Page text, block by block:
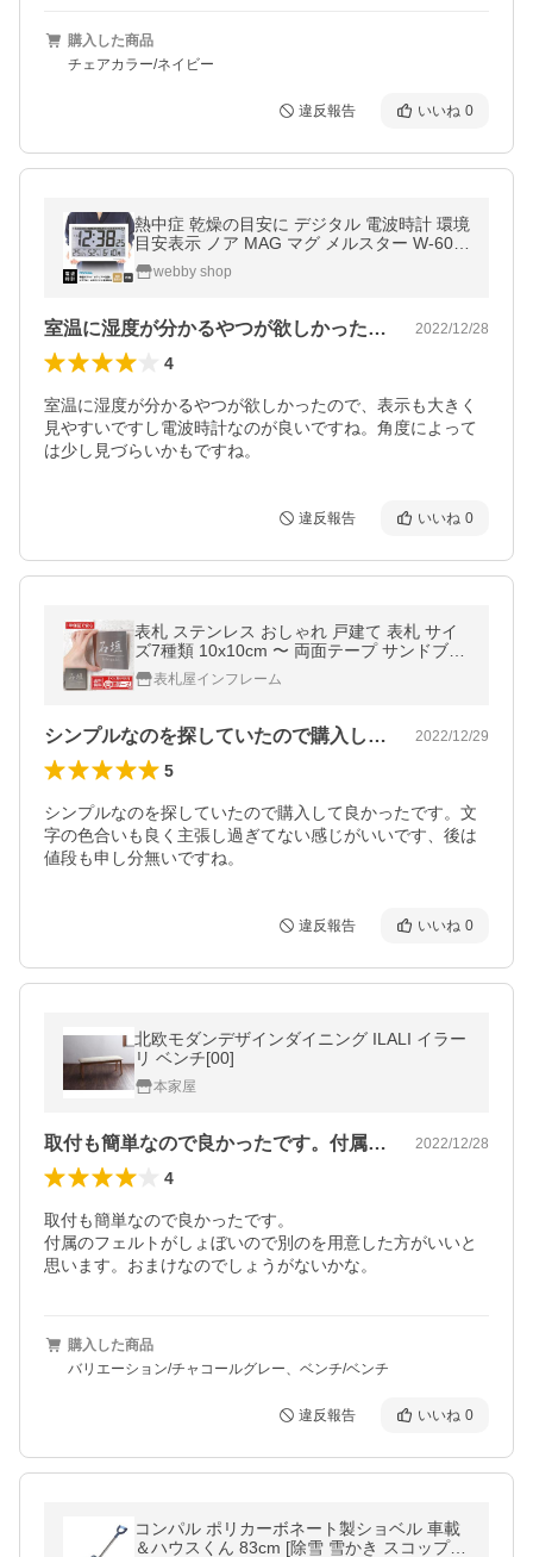
購入した商品
チェアカラー/ネイビー
違反報告 いいね 0
熱中症 乾燥の目安に デジタル 電波時計 環境
目安表示 ノア MAG マグ メルスター W-602
ホワイト 置掛両用
webby shop
室温に湿度が分かるやつが欲しかったので… 2022/12/28
4
室温に湿度が分かるやつが欲しかったので、表示も大きく
見やすいですし電波時計なのが良いですね。角度によって
は少し見づらいかもですね。
違反報告 いいね 0
表札 ステンレス おしゃれ 戸建て 表札 サイ
ズ7種類 10x10cm 〜 両面テープ サンドブラ
スト 黒文字 正方形 長方形 プレート 住所 二
世帯 屋外 北欧 IF-1000 Ifm
表札屋インフレーム
シンプルなのを探していたので購入して良… 2022/12/29
5
シンプルなのを探していたので購入して良かったです。文
字の色合いも良く主張し過ぎてない感じがいいです、後は
値段も申し分無いですね。
違反報告 いいね 0
北欧モダンデザインダイニング ILALI イラー
リ ベンチ[00]
本家屋
取付も簡単なので良かったです。付属のフ… 2022/12/28
4
取付も簡単なので良かったです。
付属のフェルトがしょぼいので別のを用意した方がいいと
思います。おまけなのでしょうがないかな。
購入した商品
バリエーション/チャコールグレー、ベンチ/ベンチ
違反報告 いいね 0
コンパル ポリカーボネート製ショベル 車載
＆ハウスくん 83cm [除雪 雪かき スコップ]